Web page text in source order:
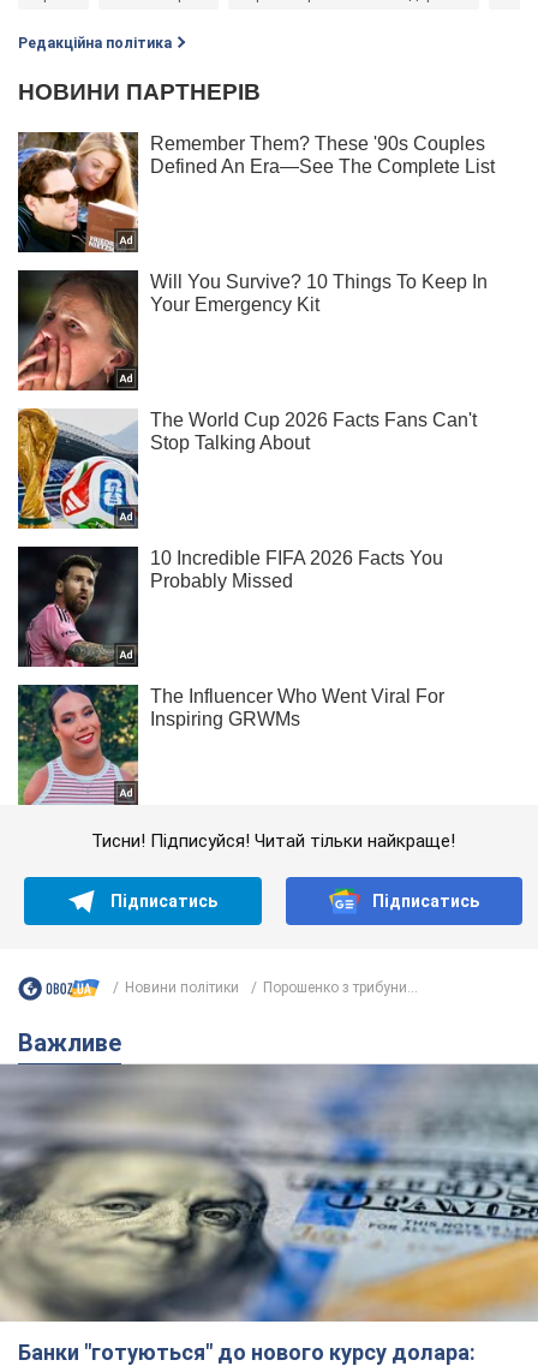
Редакційна політика
Тисни! Підписуйся! Читай тільки найкраще!
Підписатись Підписатись
Новини політики Порошенко з трибуни...
Важливе
Банки "готуються" до нового курсу долара: